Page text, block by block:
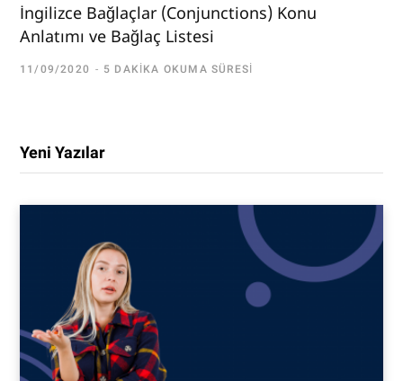
İngilizce Bağlaçlar (Conjunctions) Konu
Anlatımı ve Bağlaç Listesi
11/09/2020 5 DAKIKA OKUMA SÜRESI
Yeni Yazılar